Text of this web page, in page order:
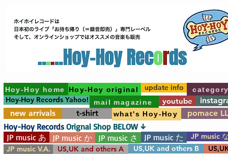
Hoy-Hoy home Hoy-Hoy original
Hoy-Hoy Records Yahoo! mail magazine youtube
new arrivals
t-shirt what's Hoy-Hoy pomace
update info
JP music あ JP music か JP music さ JP music た
JP music
JP music V.A.
US,UK and others A US,UK and others B
Hoy-Hoy Records Orignal Shop BELOW ↓